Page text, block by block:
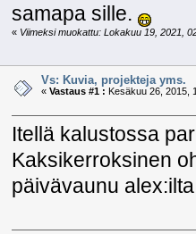
samapa sille.
« Viimeksi muokattu: Lokakuu 19, 2021,
Vs: Kuvia, projekteja yms.
« Vastaus #1 : Kesäkuu 26, 2015,
Itellä kalustossa
Kaksikerroksinen
päivävaunu